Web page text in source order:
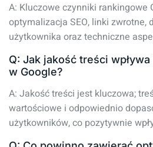
A: Kluczowe czynniki rankingowe
optymalizacja SEO, linki zwrotne,
użytkownika oraz techniczne
Q: Jak jakość treści
w Google?
A: Jakość treści jest kluczowa;
wartościowe i odpowiednio
użytkowników, co pozytywnie